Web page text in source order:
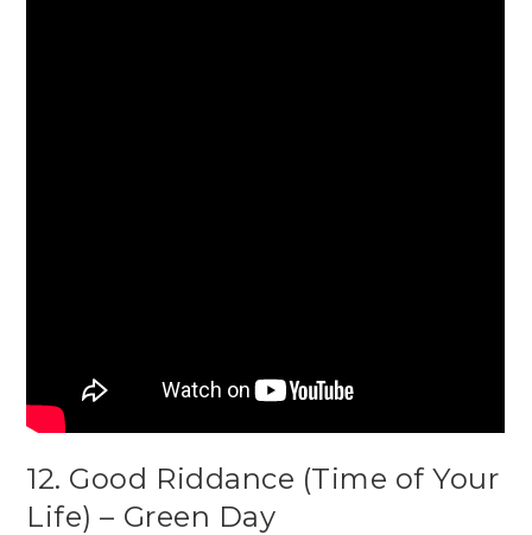
12. Good Riddance (Time of Your
Life) – Green Day